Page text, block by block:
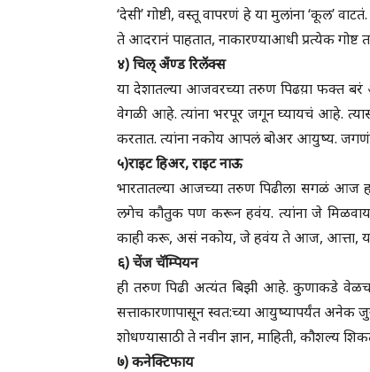
‘देसी’ गोष्टी, वस्तू वापरणं हे या मुलांना ‘कूल’
ते आदरानं पाहतात, नाकारण्याआधी प्रत्येक गोष्ट
४) चिल् अँण्ड रिलॅक्स
या देशातल्या आजवरच्या तरुण पिढय़ा फक्त बरं
वेगळी आहे. त्यांना भरपूर जगून घ्यायचं आहे.
करतात. त्यांना नकोय आपलं बोअर आयुष्य. जगणं
५)राइट हिअर, राइट नाऊ
भारतातल्या आजच्या तरुण पिढीला सगळं आज
लगेच कौतुक पण करून हवंय. त्यांना जे
काही करू, असं नकोय, जे हवंय ते आज, आत्ता, या
६) चेंज चॅम्पियन
ही तरुण पिढी अत्यंत बिझी आहे. कुणाकडे वेळच
सत्ताकारणापासून स्वत:च्या आयुष्यापर्यंत अनेक
शोधण्यासाठी ते नवीन ज्ञान, माहिती, कौशल्य
७) कनेक्टिफाय